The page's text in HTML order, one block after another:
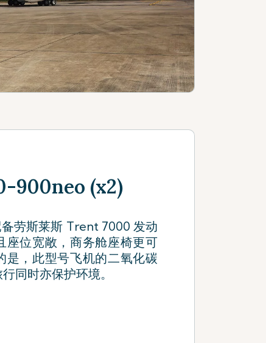
900neo (x2)
劳斯莱斯 Trent 7000 发动
座位宽敞，商务舱座椅更可
是，此型号飞机的二氧化碳
同时亦保护环境。